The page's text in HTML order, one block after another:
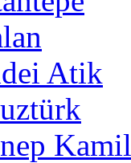
Atik
Kamil